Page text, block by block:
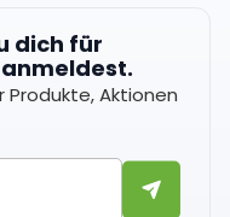
dich für
Aktionen